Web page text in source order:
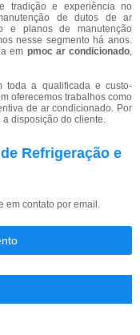
tradição e experiência no
de dutos de ar
e planos de manutenção
nesse segmento há anos.
em pmoc ar condicionado,
toda a qualificada e custo-
oferecemos trabalhos como
de ar condicionado. Por
a disposição do cliente.
Refrigeração e
em contato por email.